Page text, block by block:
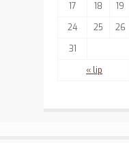
« lip
17
18 19
24
25 26
31